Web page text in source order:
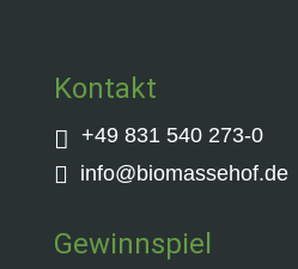
Kontakt
 +49 831 540 273-0
 info@biomassehof.de
Gewinnspiel